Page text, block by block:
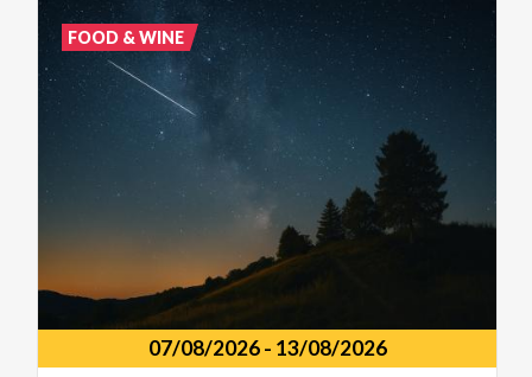
07/08/2026- 13/08/2026
FOOD & WINE